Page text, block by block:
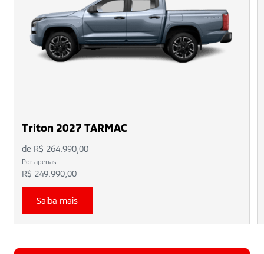
Triton 2027 TARMAC
de R$ 264.990,00
Por apenas
R$ 249.990,00
Saiba mais